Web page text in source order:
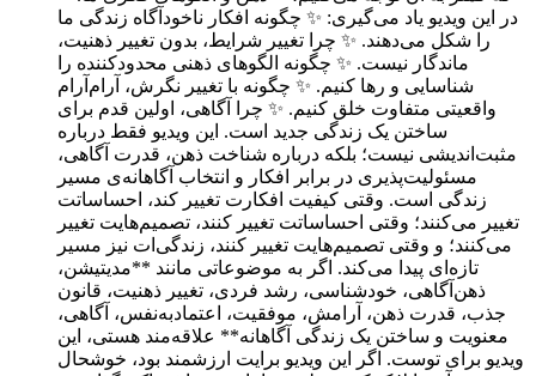
در این ویدیو یاد می‌گیری: ✨ چگونه افکار ناخودآگاه زندگی ما
را شکل می‌دهند. ✨ چرا تغییر شرایط، بدون تغییر ذهنیت،
ماندگار نیست. ✨ چگونه الگوهای ذهنی محدودکننده را
شناسایی و رها کنیم. ✨ چگونه با تغییر نگرش، آرام‌آرام
واقعیتی متفاوت خلق کنیم. ✨ چرا آگاهی، اولین قدم برای
ساختن یک زندگی جدید است. این ویدیو فقط درباره
مثبت‌اندیشی نیست؛ بلکه درباره شناخت ذهن، قدرت آگاهی،
مسئولیت‌پذیری در برابر افکار و انتخاب آگاهانه‌ی مسیر
زندگی است. وقتی کیفیت افکارت تغییر کند، احساساتت
تغییر می‌کنند؛ وقتی احساساتت تغییر کنند، تصمیم‌هایت تغییر
می‌کنند؛ و وقتی تصمیم‌هایت تغییر کنند، زندگی‌ات نیز مسیر
تازه‌ای پیدا می‌کند. اگر به موضوعاتی مانند **مدیتیشن،
ذهن‌آگاهی، خودشناسی، رشد فردی، تغییر ذهنیت، قانون
جذب، قدرت ذهن، آرامش، موفقیت، اعتمادبه‌نفس، آگاهی،
معنویت و ساختن یک زندگی آگاهانه** علاقه‌مند هستی، این
ویدیو برای توست. اگر این ویدیو برایت ارزشمند بود، خوشحال